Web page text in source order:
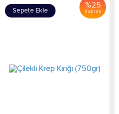
%25
İndirim
Sepete Ekle